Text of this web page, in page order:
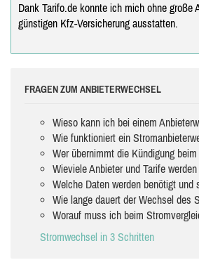
Dank Tarifo.de konnte ich mich ohne große
günstigen Kfz-Versicherung ausstatten.
FRAGEN ZUM ANBIETERWECHSEL
Wieso kann ich bei einem
Wie funktioniert ein
Wer übernimmt die Kündigung
Wieviele Anbieter und Tarife
Welche Daten werden benötigt und
Wie lange dauert der Wechsel des
Worauf muss ich beim
Stromwechsel in 3 Schritten